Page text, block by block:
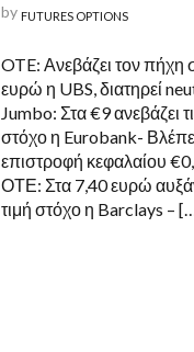
by FUTURES OPTIONS
OTE: Ανεβάζει τον πήχη
ευρώ η UBS, διατηρεί
Jumbo: Στα €9 ανεβάζει
στόχο η Eurobank-
επιστροφή κεφαλαίου
ΟΤΕ: Στα 7,40 ευρώ
τιμή στόχο η Barclays –